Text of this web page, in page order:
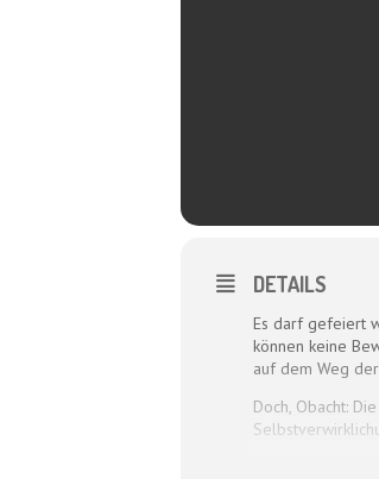
DETAILS
Es darf gefeiert
können keine
auf dem Weg
Doch, Obacht: